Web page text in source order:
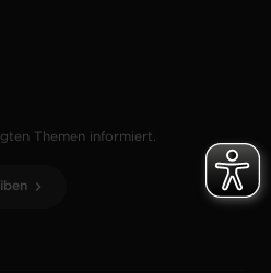
Themen informiert.